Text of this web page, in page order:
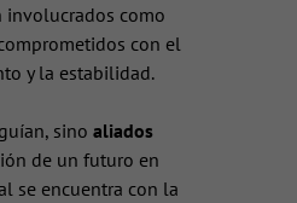
involucrados como
con el
y la estabilidad.
sinoaliados
de un futuro en
se encuentra con la